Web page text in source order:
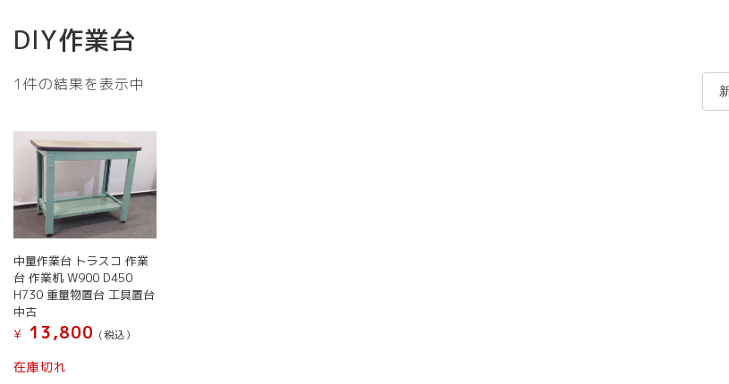
DIY作業台
1件の結果を表示中
中量作業台 トラスコ 作業
台 作業机 W900 D450
H730 重量物置台 工具置台
中古
¥
13,800 (税込）
在庫切れ